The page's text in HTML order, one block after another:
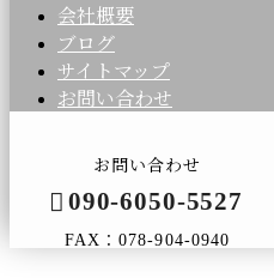
会社概要
ブログ
サイトマップ
お問い合わせ
お問い合わせ
090-6050-5527
FAX：078-904-0940